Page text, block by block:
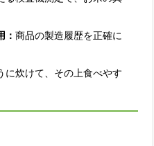
： 商品の製造履歴を正確に
に炊けて、その上食べやす